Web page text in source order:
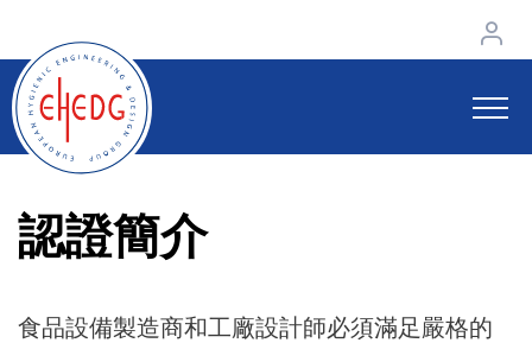
認證簡介
食品設備製造商和工廠設計師必須滿足嚴格的